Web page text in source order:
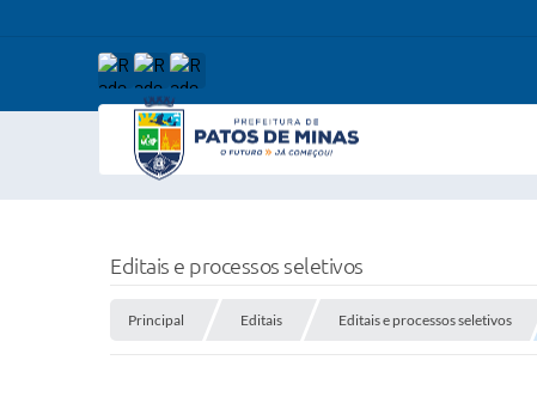
Editais e processos seletivos
Principal Editais Editais e processos seletivos